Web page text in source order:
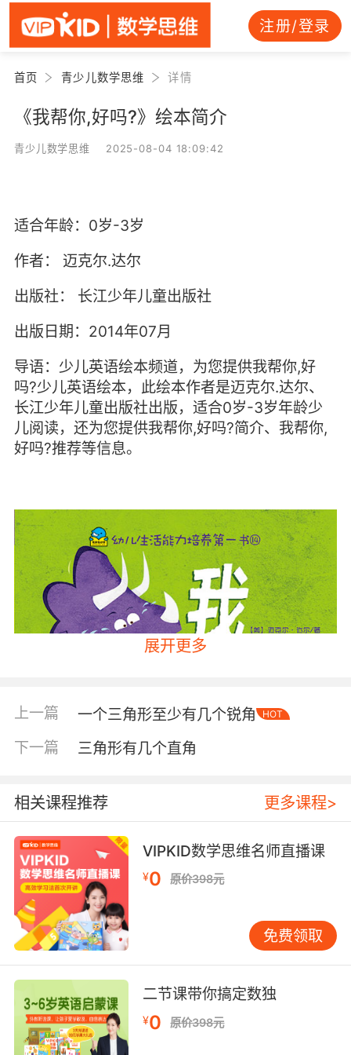
注册/登录
首页 青少儿数学思维 详情
《我帮你,好吗?》绘本简介
青少儿数学思维 2025-08-04 18:09:42
适合年龄：0岁-3岁
作者：
迈克尔.达尔
出版社：
长江少年儿童出版社
出版日期：2014年07月
导语：少儿英语绘本频道，为您提供我帮你,好
吗?少儿英语绘本，此绘本作者是迈克尔.达尔、
长江少年儿童出版社出版，适合0岁-3岁年龄少
儿阅读，还为您提供我帮你,好吗?简介、我帮你,
好吗?推荐等信息。
内容简介
国“最佳妈妈选择奖”金奖的大奖精品。该书专为
0-3岁宝宝量身打造。根据宝宝成长的特点，结
合宝宝日常生活的简单小事，从生活习惯和行为
习惯两方面出发，全方位解决宝宝成长所面临的
展开更多
上一篇 一个三角形至少有几个锐角 HOT
下一篇 三角形有几个直角
相关课程推荐 更多课程>
VIPKID数学思维名师直播课
¥0 原价398元
免费领取
二节课带你搞定数独
¥0 原价398元